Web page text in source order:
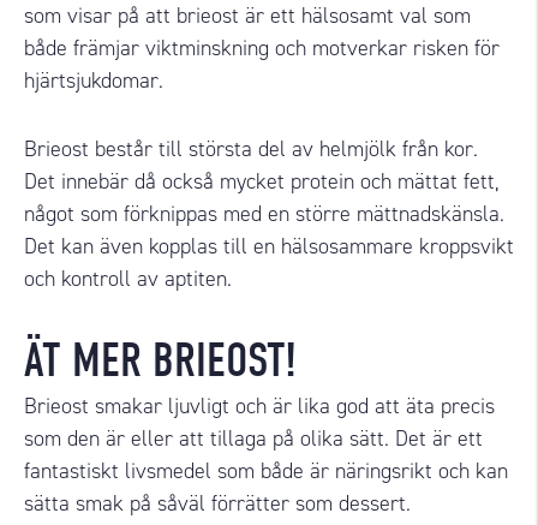
som visar på att brieost är ett hälsosamt val som
både främjar viktminskning och motverkar risken för
hjärtsjukdomar.
Brieost består till största del av helmjölk från kor.
Det innebär då också mycket protein och mättat fett,
något som förknippas med en större mättnadskänsla.
Det kan även kopplas till en hälsosammare kroppsvikt
och kontroll av aptiten.
ÄT MER BRIEOST!
Brieost smakar ljuvligt och är lika god att äta precis
som den är eller att tillaga på olika sätt. Det är ett
fantastiskt livsmedel som både är näringsrikt och kan
sätta smak på såväl förrätter som dessert.